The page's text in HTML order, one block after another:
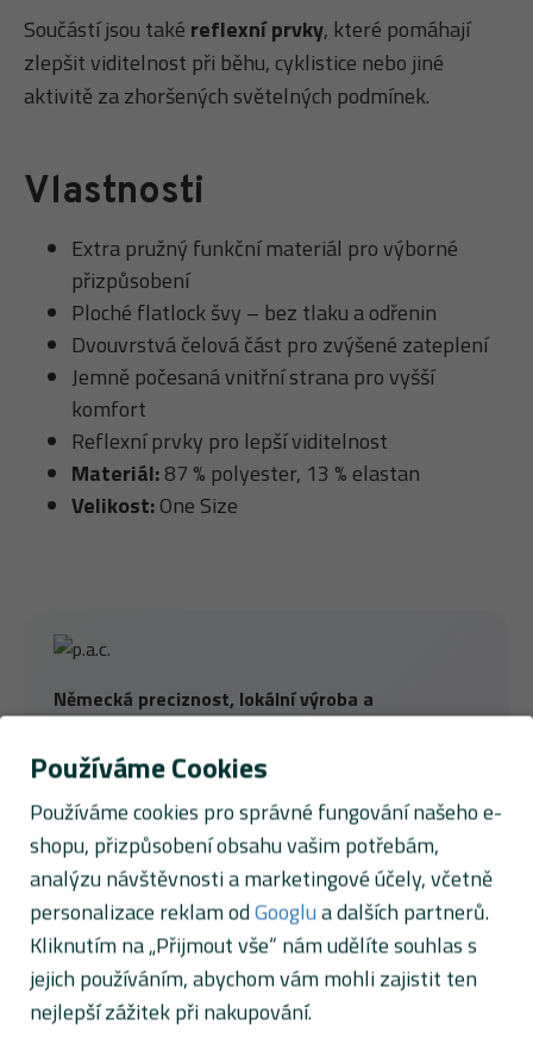
Německá preciznost, lokální výroba a
ZnačkaP.A.C.patří mezi špičku v oblasti funkčních
doplňků pro sport a outdoor. Většinu produktů si
vyrábí samiv Německu ve své zelené továrně
si drží kontrolu nad kvalitou, použitými materiály i
etickým zpracováním. P.A.C. staví na moderních
technologiích, komfortu a dlouhé životnosti – a
zároveň myslí na planetu.
Používárecyklovaný polyester, merino vlnu
odpovědných zdrojů a další materiály s nižší
Součástí jsou také reflexní prvky, které pomáhají
zlepšit viditelnost při běhu, cyklistice nebo jiné
aktivitě za zhoršených světelných podmínek.
Vlastnosti
Extra pružný funkční materiál pro výborné
přizpůsobení
Ploché flatlock švy – bez tlaku a odřenin
Dvouvrstvá čelová část pro zvýšené zateplení
Jemně počesaná vnitřní strana pro vyšší
komfort
Reflexní prvky pro lepší viditelnost
Materiál:87 % polyester, 13 % elastan
Velikost:One Size
Používáme Cookies
Používáme cookies pro správné fungování našeho e-
shopu, přizpůsobení obsahu vašim potřebám,
analýzu návštěvnosti a marketingové účely, včetně
personalizace reklam odGooglua dalších partnerů.
Kliknutím na „Přijmout vše“ nám udělíte souhlas s
jejich používáním, abychom vám mohli zajistit ten
nejlepší zážitek při nakupování.